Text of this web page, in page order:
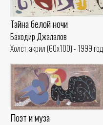
Тайна белой ночи
Баходир Джалалов
Холст, акрил (60x100) - 1999 год
Поэт и муза